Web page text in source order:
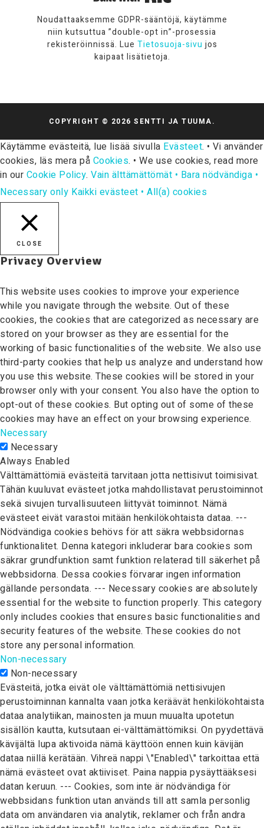
Noudattaaksemme GDPR-sääntöjä, käytämme
niin kutsuttua ”double-opt in”-prosessia
rekisteröinnissä. Lue Tietosuoja-sivu jos
kaipaat lisätietoja.
COPYRIGHT © 2026 SENTTI JA TUUMA.
Käytämme evästeitä, lue lisää sivulla Evästeet. • Vi använder
cookies, läs mera på Cookies. • We use cookies, read more
in our Cookie Policy. Vain älttämättömät • Bara nödvändiga •
Necessary only Kaikki evästeet • All(a) cookies
CLOSE
Privacy Overview
This website uses cookies to improve your experience
while you navigate through the website. Out of these
cookies, the cookies that are categorized as necessary are
stored on your browser as they are essential for the
working of basic functionalities of the website. We also use
third-party cookies that help us analyze and understand how
you use this website. These cookies will be stored in your
browser only with your consent. You also have the option to
opt-out of these cookies. But opting out of some of these
cookies may have an effect on your browsing experience.
Necessary
Necessary
Always Enabled
Välttämättömiä evästeitä tarvitaan jotta nettisivut toimisivat.
Tähän kuuluvat evästeet jotka mahdollistavat perustoiminnot
sekä sivujen turvallisuuteen liittyvät toiminnot. Nämä
evästeet eivät varastoi mitään henkilökohtaista dataa. ---
Nödvändiga cookies behövs för att säkra webbsidornas
funktionalitet. Denna kategori inkluderar bara cookies som
säkrar grundfunktion samt funktion relaterad till säkerhet på
webbsidorna. Dessa cookies förvarar ingen information
gällande persondata. --- Necessary cookies are absolutely
essential for the website to function properly. This category
only includes cookies that ensures basic functionalities and
security features of the website. These cookies do not
store any personal information.
Non-necessary
Non-necessary
Evästeitä, jotka eivät ole välttämättömiä nettisivujen
perustoiminnan kannalta vaan jotka keräävät henkilökohtaista
dataa analytiikan, mainosten ja muun muualta upotetun
sisällön kautta, kutsutaan ei-välttämättömiksi. On pyydettävä
kävijältä lupa aktivoida nämä käyttöön ennen kuin kävijän
dataa niillä kerätään. Vihreä nappi \"Enabled\" tarkoittaa että
nämä evästeet ovat aktiiviset. Paina nappia pysäyttääksesi
datan keruun. --- Cookies, som inte är nödvändiga för
webbsidans funktion utan används till att samla personlig
data om användaren via analytik, reklamer och från andra